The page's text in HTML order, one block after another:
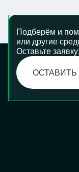
Подберём и
или другие
Оставьте
ОСТАВИТЬ